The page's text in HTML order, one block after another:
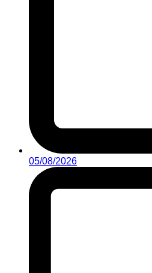
05/08/2026